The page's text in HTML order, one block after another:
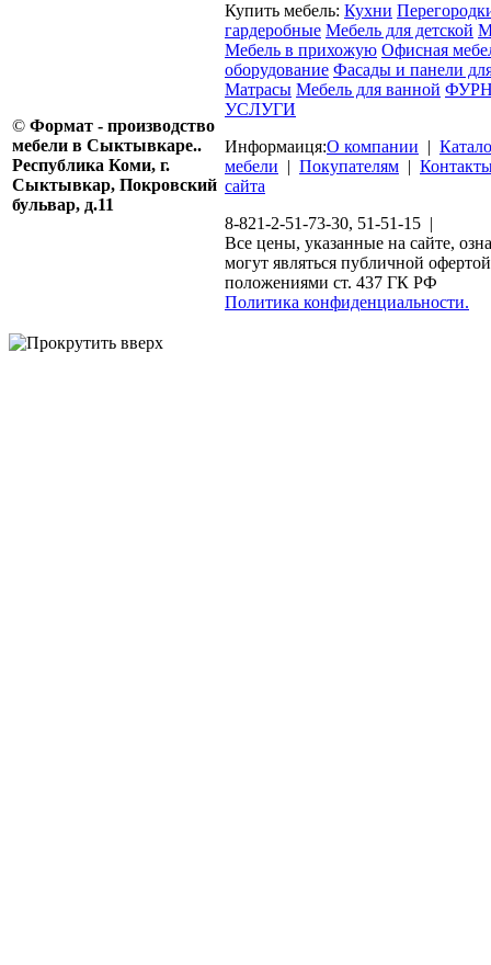
© Формат - производство
мебели в Сыктывкаре..
Республика Коми, г.
Сыктывкар, Покровский
бульвар, д.11
Купить мебель: Кухни
гардеробные Мебель для детской
Мебель в прихожую Офисная
оборудование Фасады и панели
Матрасы Мебель для ванной
УСЛУГИ
Информаиця:О компании |
мебели | Покупателям |
сайта
8-821-2-51-73-30, 51-51-15 |
Все цены, указанные на сайте,
могут являться публичной
положениями ст. 437 ГК РФ
Политика конфиденциальности.